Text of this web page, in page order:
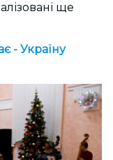
ще
- Україну